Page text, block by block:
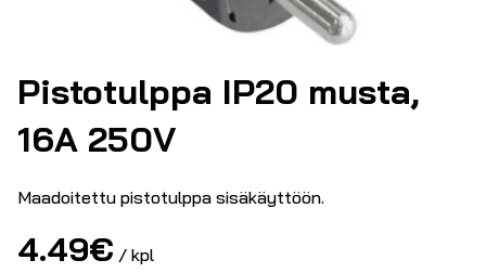
Pistotulppa IP20 musta,
16A 250V
Maadoitettu pistotulppa sisäkäyttöön.
4.49€ / kpl